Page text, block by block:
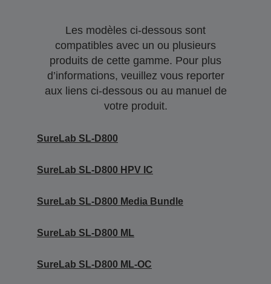
Les modèles ci-dessous sont
compatibles avec un ou plusieurs
produits de cette gamme. Pour plus
d’informations, veuillez vous reporter
aux liens ci-dessous ou au manuel de
votre produit.
SureLab SL-D800
SureLab SL-D800 HPV IC
SureLab SL-D800 Media Bundle
SureLab SL-D800 ML
SureLab SL-D800 ML-OC